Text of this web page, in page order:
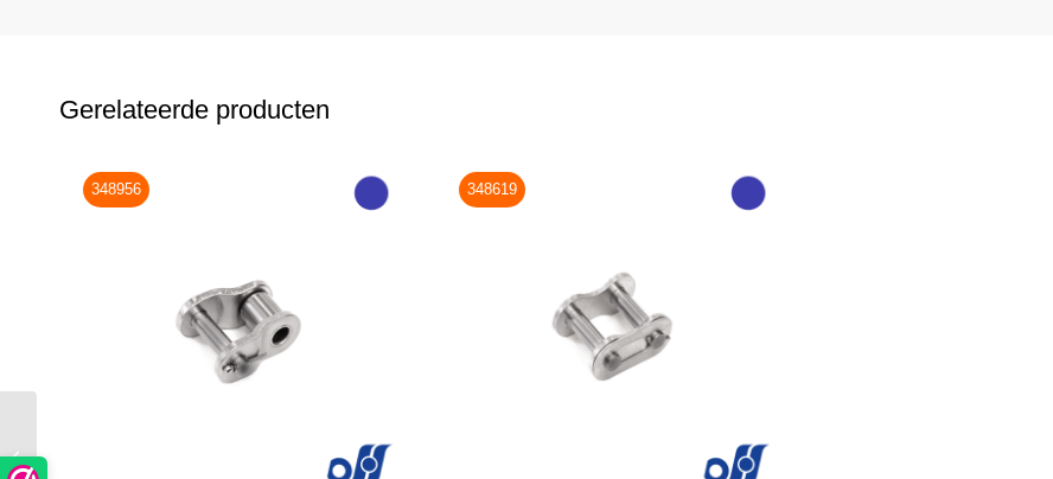
Gerelateerde producten
348956 348619
rollenketting